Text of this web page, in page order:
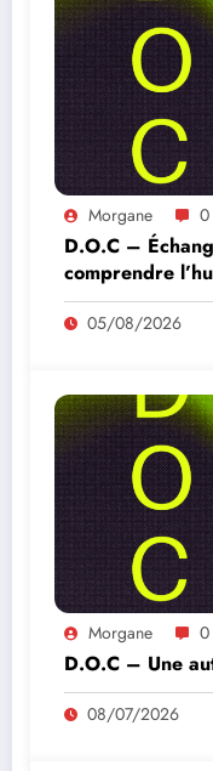
Morgane 0
D.O.C –
comprendre
05/08/2026
Morgane 0
D.O.C – Une
08/07/2026